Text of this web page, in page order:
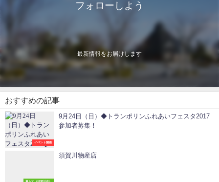
フォローしよう
最新情報をお届けします
おすすめの記事
イベント開催
9月24日（日）◆トランポリンふれあいフェスタ2017
参加者募集！
須賀川物産店